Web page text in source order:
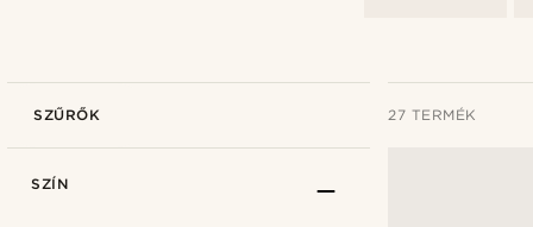
SZŰRŐK 27 TERMÉK
SZÍN